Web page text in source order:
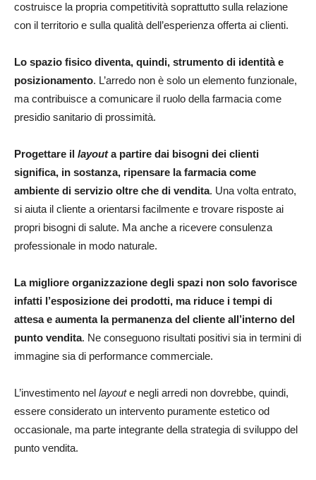
costruisce la propria competitività soprattutto sulla relazione
con il territorio e sulla qualità dell’esperienza offerta ai clienti.
Lo spazio fisico diventa, quindi, strumento di identità e
posizionamento. L’arredo non è solo un elemento funzionale,
ma contribuisce a comunicare il ruolo della farmacia come
presidio sanitario di prossimità.
Progettare il layouta partire dai bisogni dei clienti
significa, in sostanza, ripensare la farmacia come
ambiente di servizio oltre che di vendita. Una volta entrato,
si aiuta il cliente a orientarsi facilmente e trovare risposte ai
propri bisogni di salute. Ma anche a ricevere consulenza
professionale in modo naturale.
La migliore organizzazione degli spazi non solo favorisce
infatti l’esposizione dei prodotti, ma riduce i tempi di
attesa e aumenta la permanenza del cliente all’interno del
punto vendita. Ne conseguono risultati positivi sia in termini di
immagine sia di performance commerciale.
L’investimento nel layoute negli arredi non dovrebbe, quindi,
essere considerato un intervento puramente estetico od
occasionale, ma parte integrante della strategia di sviluppo del
punto vendita.